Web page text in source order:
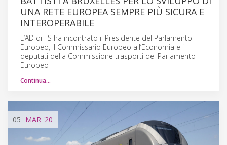
UNA RETE EUROPEA SEMPRE PIÙ SICURA E
INTEROPERABILE
L’AD di FS ha incontrato il Presidente del Parlamento
Europeo, il Commissario Europeo all’Economia e i
deputati della Commissione trasporti del Parlamento
Europeo
Continua…
05 MAR '20